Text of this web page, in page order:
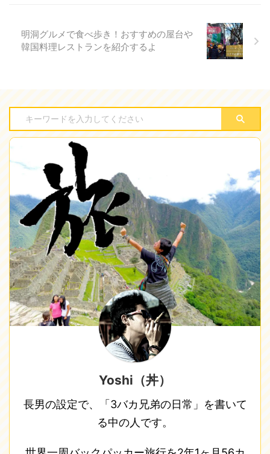
明洞グルメで食べ歩き！おすすめの屋台や
韓国料理レストランを紹介するよ
Yoshi（丼）
長男の設定で、「3バカ兄弟の日常」を書いて
る中の人です。